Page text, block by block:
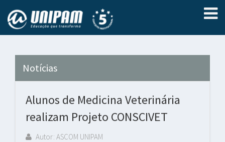
Notícias
Alunos de Medicina Veterinária
realizam Projeto CONSCIVET
Autor: ASCOM UNIPAM